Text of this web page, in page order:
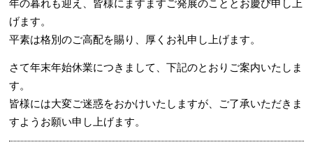
げます。
平素は格別のご高配を賜り、厚くお礼申し上げます。
さて年末年始休業につきまして、下記のとおりご案内いたしま
す。
皆様には大変ご迷惑をおかけいたしますが、ご了承いただきま
すようお願い申し上げます。